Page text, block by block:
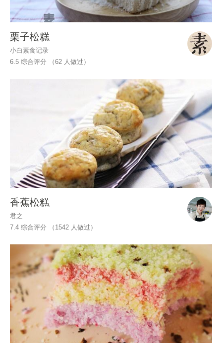
栗子松糕
小白素食记录
6.5 综合评分 （62 人做过）
香蕉松糕
君之
7.4 综合评分 （ 1542 人做过）